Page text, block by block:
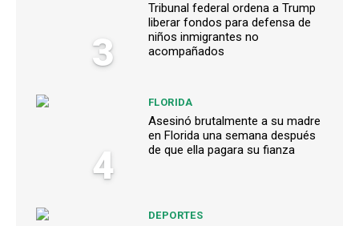
3
Tribunal federal ordena a Trump
liberar fondos para defensa de
niños inmigrantes no
acompañados
4
FLORIDA
Asesinó brutalmente a su madre
en Florida una semana después
de que ella pagara su fianza
DEPORTES